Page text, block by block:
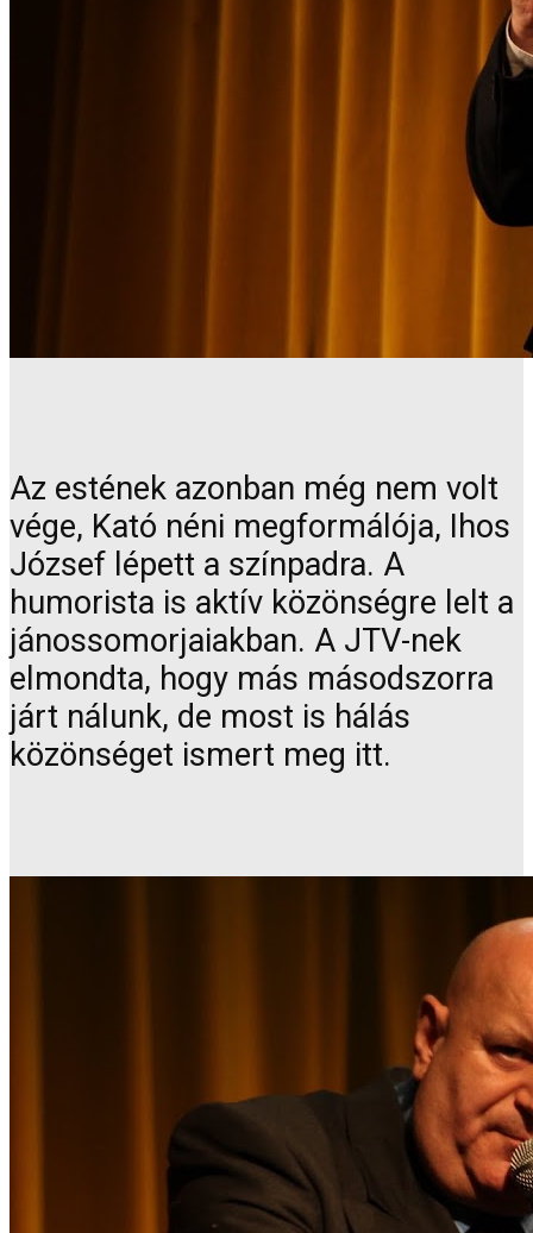
Az estének azonban még nem volt
vége, Kató néni megformálója, Ihos
József lépett a színpadra. A
humorista is aktív közönségre lelt a
jánossomorjaiakban. A JTV-nek
elmondta, hogy más másodszorra
járt nálunk, de most is hálás
közönséget ismert meg itt.